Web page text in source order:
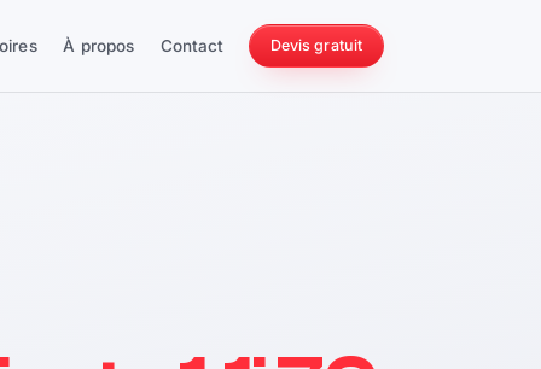
À propos Contact Devis gratuit